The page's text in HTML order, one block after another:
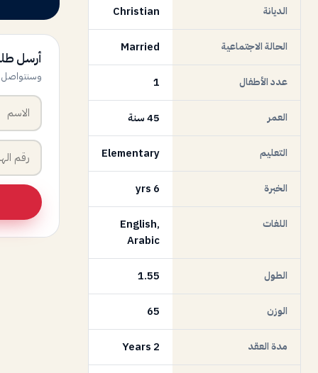
الديانة Christian
الحالة الاجتماعية Married
عدد الأطفال 1
العمر 45 سنة
التعليم Elementary
الخبرة 6 yrs
اللغات
English,
Arabic
الطول 1.55
الوزن 65
مدة العقد 2 Years
أرسل
وسنتواصل